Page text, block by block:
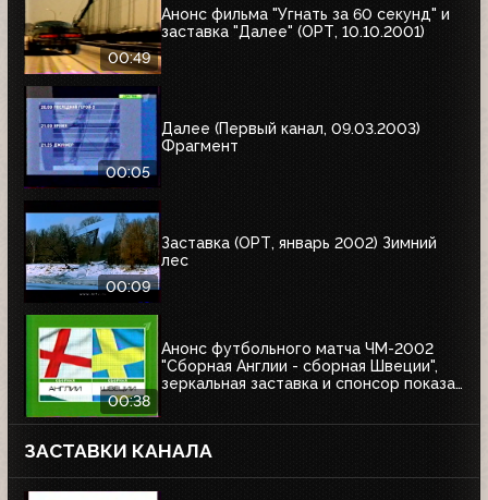
00:49
Анонс фильма "Угнать за 60 секунд" и
заставка "Далее" (ОРТ, 10.10.2001)
00:05
Далее (Первый канал, 09.03.2003)
Фрагмент
00:09
Заставка (ОРТ, январь 2002) Зимний
лес
00:38
Анонс футбольного матча ЧМ-2002
"Сборная Англии - сборная Швеции",
зеркальная заставка и спонсор показа
ЗАСТАВКИ КАНАЛА